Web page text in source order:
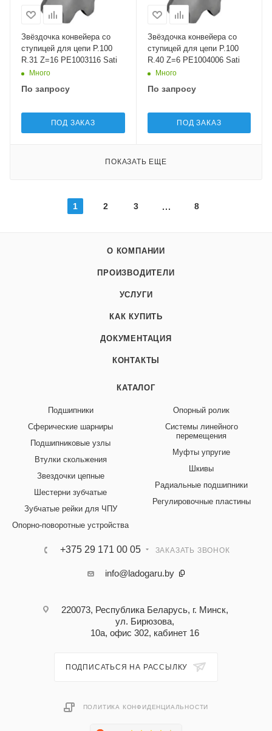
Звёздочка конвейера со
ступицей для цепи P.100
R.31 Z=16 PE1003116 Sati
Много
По запросу
ПОД ЗАКАЗ
Звёздочка конвейера со
ступицей для цепи P.100
R.40 Z=6 PE1004006 Sati
Много
По запросу
ПОД ЗАКАЗ
ПОКАЗАТЬ ЕЩЕ
1 2 3 8
О КОМПАНИИ
ПРОИЗВОДИТЕЛИ
УСЛУГИ
КАК КУПИТЬ
ДОКУМЕНТАЦИЯ
КОНТАКТЫ
КАТАЛОГ
Подшипники
Сферические шарниры
Подшипниковые узлы
Втулки скольжения
Звездочки цепные
Шестерни зубчатые
Зубчатые рейки для ЧПУ
Опорно-поворотные устройства
Опорный ролик
Системы линейного
перемещения
Муфты упругие
Шкивы
Радиальные подшипники
Регулировочные пластины
+375 29 171 00 05 ЗАКАЗАТЬ ЗВОНОК
info@ladogaru.by
220073, Республика Беларусь, г. Минск,
ул. Бирюзова,
10а, офис 302, кабинет 16
ПОДПИСАТЬСЯ НА РАССЫЛКУ
ПОЛИТИКА КОНФИДЕНЦИАЛЬНОСТИ